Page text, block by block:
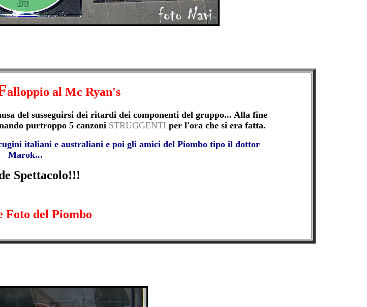
alloppio al Mc Ryan's
del susseguirsi dei ritardi dei componenti del gruppo... Alla fine
purtroppo 5 canzoni STRUGGENTI per l'ora che si era fatta.
italiani e australiani e poi gli amici del Piombo tipo il dottor
Marok...
Spettacolo!!!
Foto del Piombo